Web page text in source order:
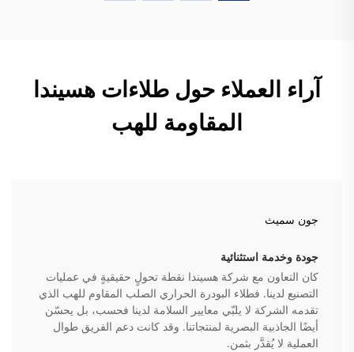
آراء العملاء حول طلاءات هسيندا
المقاومة للهب
جون سميث
جودة وخدمة استثنائية
كان التعاون مع شركة هسيندا نقطة تحولٍ حقيقيةٍ في عمليات
التصنيع لدينا. فطلاء البودرة الحراري الصلب المقاوم للهب الذي
تقدمه الشركة لا يلبّي معايير السلامة لدينا فحسب، بل يحسّن
أيضًا الجاذبية البصرية لمنتجاتنا. وقد كانت دعم الفريق طوال
العملية لا يُقدَّر بثمن.